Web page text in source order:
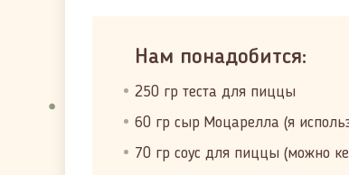
Нам понадобится:
250 гр теста для пиццы
60 гр сыр Моцарелла (я
70 гр соус для пиццы (можно